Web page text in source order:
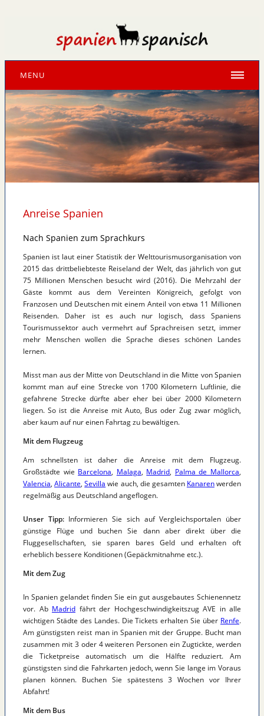
MENU
Anreise Spanien
Nach Spanien zum Sprachkurs
Spanien ist laut einer Statistik der Welttourismusorganisation von
2015 das drittbeliebteste Reiseland der Welt, das jährlich von gut
75 Millionen Menschen besucht wird (2016). Die Mehrzahl der
Gäste kommt aus dem Vereinten Königreich, gefolgt von
Franzosen und Deutschen mit einem Anteil von etwa 11 Millionen
Reisenden. Daher ist es auch nur logisch, dass Spaniens
Tourismussektor auch vermehrt auf Sprachreisen setzt, immer
mehr Menschen wollen die Sprache dieses schönen Landes
lernen.
Misst man aus der Mitte von Deutschland in die Mitte von Spanien
kommt man auf eine Strecke von 1700 Kilometern Luftlinie, die
gefahrene Strecke dürfte aber eher bei über 2000 Kilometern
liegen. So ist die Anreise mit Auto, Bus oder Zug zwar möglich,
aber kaum auf nur einen Fahrtag zu bewältigen.
Mit dem Flugzeug
Am schnellsten ist daher die Anreise mit dem Flugzeug.
Großstädte wie Barcelona, Malaga, Madrid, Palma de Mallorca,
Valencia,Alicante,Sevilla wie auch, die gesamten Kanarenwerden
regelmäßig aus Deutschland angeflogen.
Unser Tipp:Informieren Sie sich auf Vergleichsportalen über
günstige Flüge und buchen Sie dann aber direkt über die
Fluggesellschaften, sie sparen bares Geld und erhalten oft
erheblich bessere Konditionen (Gepäckmitnahme etc.).
Mit dem Zug
In Spanien gelandet finden Sie ein gut ausgebautes Schienennetz
vor. Ab Madrid fährt der Hochgeschwindigkeitszug AVE in alle
wichtigen Städte des Landes. Die Tickets erhalten Sie über Renfe.
Am günstigsten reist man in Spanien mit der Gruppe. Bucht man
zusammen mit 3 oder 4 weiteren Personen ein Zugtickte, werden
die Ticketpreise automatisch um die Hälfte reduziert. Am
günstigsten sind die Fahrkarten jedoch, wenn Sie lange im Voraus
planen können. Buchen Sie spätestens 3 Wochen vor Ihrer
Abfahrt!
Mit dem Bus